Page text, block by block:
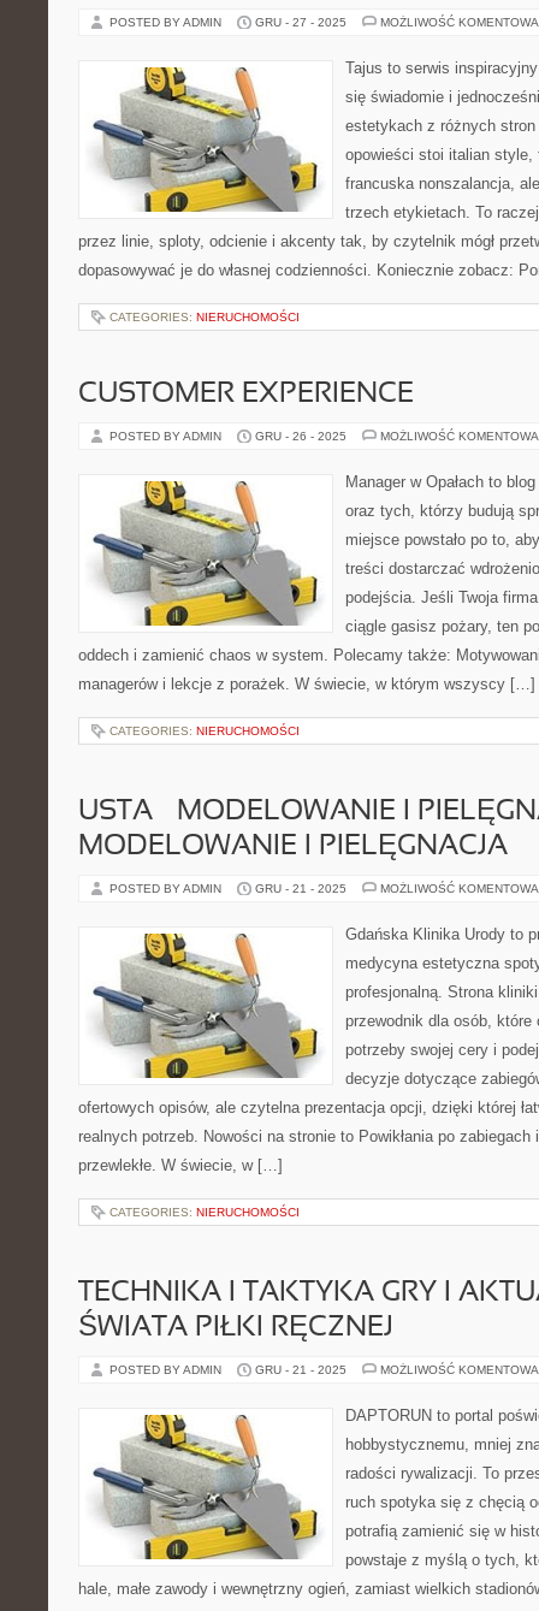
POSTED BY ADMIN GRU - 27 - 2025 MOŻLIWOŚĆ
Tajus to serwis
się świadomie i
estetykach z różnych
opowieści stoi italian style,
francuska nonszalancja,
trzech etykietach. To
przez linie, sploty, odcienie i akcenty tak, by czytelnik mógł
dopasowywać je do własnej codzienności. Koniecznie zobacz:
CATEGORIES: NIERUCHOMOŚCI
CUSTOMER EXPERIENCE
POSTED BY ADMIN GRU - 26 - 2025 MOŻLIWOŚĆ
Manager w Opałach to
oraz tych, którzy budują
miejsce powstało po to,
treści dostarczać
podejścia. Jeśli Twoja
ciągle gasisz pożary, ten
oddech i zamienić chaos w system. Polecamy także:
managerów i lekcje z porażek. W świecie, w którym wszyscy […]
CATEGORIES: NIERUCHOMOŚCI
USTA – MODELOWANIE I
MODELOWANIE I PIELĘGNACJA
POSTED BY ADMIN GRU - 21 - 2025 MOŻLIWOŚĆ
Gdańska Klinika Urody to
medycyna estetyczna
profesjonalną. Strona
przewodnik dla osób,
potrzeby swojej cery i
decyzje dotyczące
ofertowych opisów, ale czytelna prezentacja opcji, dzięki której
realnych potrzeb. Nowości na stronie to Powikłania po zabiegach
przewlekłe. W świecie, w […]
CATEGORIES: NIERUCHOMOŚCI
TECHNIKA I TAKTYKA GRY I
ŚWIATA PIŁKI RĘCZNEJ
POSTED BY ADMIN GRU - 21 - 2025 MOŻLIWOŚĆ
DAPTORUN to portal
hobbystycznemu, mniej
radości rywalizacji. To
ruch spotyka się z chęcią
potrafią zamienić się w
powstaje z myślą o tych,
hale, małe zawody i wewnętrzny ogień, zamiast wielkich